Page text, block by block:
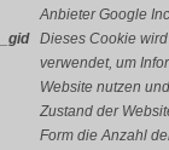
Anbieter Google
_gid
Dieses Cookie
verwendet, um
Website nutzen
Zustand der
Form die Anzahl